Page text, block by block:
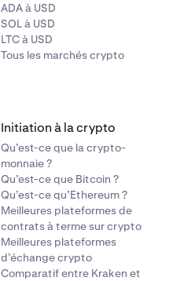
ADA à USD
SOL à USD
LTC à USD
Tous les marchés crypto
Initiation à la crypto
Qu’est-ce que la crypto-
monnaie ?
Qu’est-ce que Bitcoin ?
Qu’est-ce qu’Ethereum ?
Meilleures plateformes de
contrats à terme sur crypto
Meilleures plateformes
d’échange crypto
Comparatif entre Kraken et